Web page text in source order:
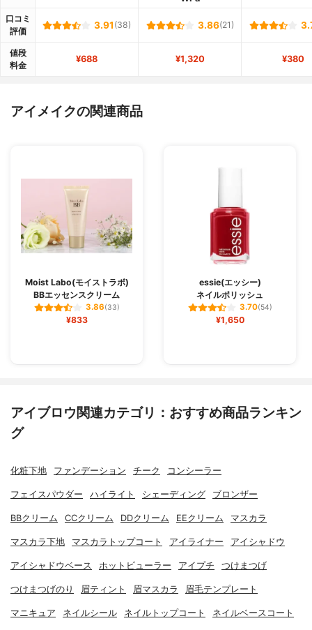
口コミ
評価
3.91 (38) 3.86(21)
値段
料金
¥688 ¥1,320 ¥380
アイメイクの関連商品
Moist Labo(モイストラボ)
BBエッセンスクリーム
3.86(33)
¥833
essie(エッシー)
ネイルポリッシュ
3.70(54)
¥1,650
アイブロウ関連カテゴリ：おすすめ商品ランキン
グ
化粧下地 ファンデーション チーク コンシーラー
フェイスパウダー ハイライト シェーディング ブロンザー
BBクリーム CCクリーム DDクリーム EEクリーム マスカラ
マスカラ下地 マスカラトップコート アイライナー アイシャドウ
アイシャドウベース ホットビューラー アイプチ つけまつげ
つけまつげのり 眉ティント 眉マスカラ 眉毛テンプレート
マニキュア ネイルシール ネイルトップコート ネイルベースコート